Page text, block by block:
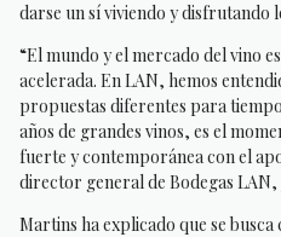
darse un sí viviendo y disfrutando
“El mundo y el mercado del vino
acelerada. En LAN, hemos
propuestas diferentes para
años de grandes vinos, es el
fuerte y contemporánea con el
director general de Bodegas LAN,
Martins ha explicado que se